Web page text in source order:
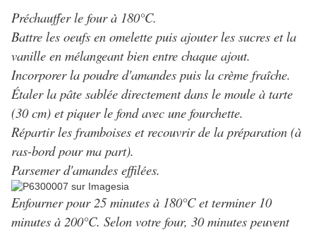
Préchauffer le four à 180°C.
Battre les oeufs en omelette puis ajouter les sucres et la
vanille en mélangeant bien entre chaque ajout.
Incorporer la poudre d'amandes puis la crème fraîche.
Étaler la pâte sablée directement dans le moule à tarte
(30 cm) et piquer le fond avec une fourchette.
Répartir les framboises et recouvrir de la préparation (à
ras-bord pour ma part).
Parsemer d'amandes effilées.
Enfourner pour 25 minutes à 180°C et terminer 10
minutes à 200°C. Selon votre four, 30 minutes peuvent